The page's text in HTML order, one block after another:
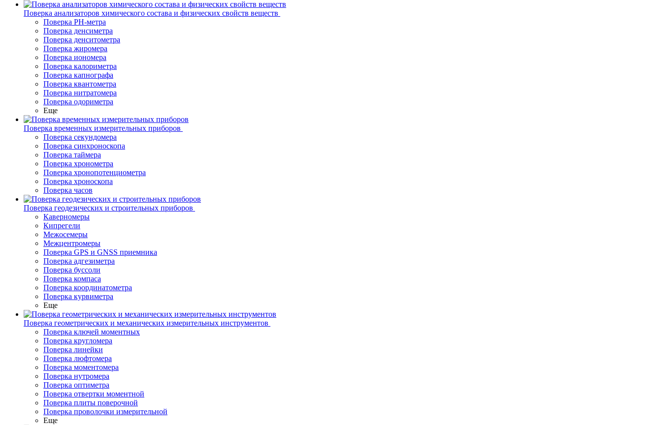
Поверка анализаторов химического состава и физических свойств веществ
Поверка PH-метра
Поверка денсиметра
Поверка денситометра
Поверка жиромера
Поверка иономера
Поверка калориметра
Поверка капнографа
Поверка квантометра
Поверка нитратомера
Поверка одориметра
Еще
Поверка временных измерительных приборов
Поверка секундомера
Поверка синхроноскопа
Поверка таймера
Поверка хронометра
Поверка хронопотенциометра
Поверка хроноскопа
Поверка часов
Поверка геодезических и строительных приборов
Каверномеры
Кипрегели
Межосемеры
Межцентромеры
Поверка GPS и GNSS приемника
Поверка адгезиметра
Поверка буссоли
Поверка компаса
Поверка координатометра
Поверка курвиметра
Еще
Поверка геометрических и механических измерительных инструментов
Поверка ключей моментных
Поверка кругломера
Поверка линейки
Поверка люфтомера
Поверка моментомера
Поверка нутромера
Поверка оптиметра
Поверка отвертки моментной
Поверка плиты поверочной
Поверка проволочки измерительной
Еще